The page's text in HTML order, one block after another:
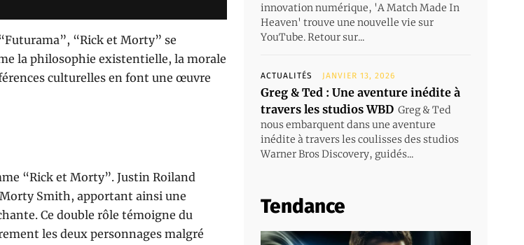
“Rick et Morty” se
la philosophie existentielle, la morale
culturelles en font une œuvre
“Rick et Morty”. Justin Roiland
Smith, apportant ainsi une
Ce double rôle témoigne du
les deux personnages malgré
innovation numérique, 'A Match Made In
Heaven' trouve une nouvelle vie sur
YouTube. Retour sur...
ACTUALITÉS JANVIER 13, 2026
Greg & Ted : Une aventure inédite à
travers les studios WBD Greg & Ted
nous embarquent dans une aventure
inédite à travers les coulisses des studios
Warner Bros Discovery, guidés...
Tendance